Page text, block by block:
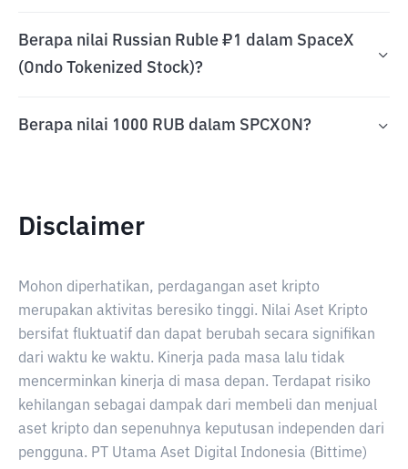
Berapa nilai Russian Ruble ₽1 dalam SpaceX
(Ondo Tokenized Stock)?
Berapa nilai 1000 RUB dalam SPCXON?
Disclaimer
Mohon diperhatikan, perdagangan aset kripto
merupakan aktivitas beresiko tinggi. Nilai Aset Kripto
bersifat fluktuatif dan dapat berubah secara signifikan
dari waktu ke waktu. Kinerja pada masa lalu tidak
mencerminkan kinerja di masa depan. Terdapat risiko
kehilangan sebagai dampak dari membeli dan menjual
aset kripto dan sepenuhnya keputusan independen dari
pengguna. PT Utama Aset Digital Indonesia (Bittime)